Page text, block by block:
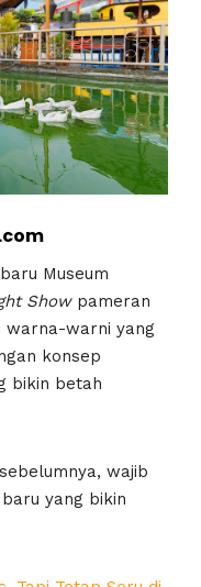
Museum
Showpameran
warna-warni yang
konsep
bikin betah
wajib
yang bikin